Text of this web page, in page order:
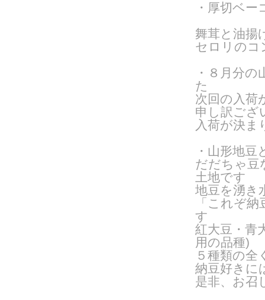
・厚切ベ
舞茸と油揚
セロリのコ
・８月分
た
次回の入荷
申し訳ござ
入荷が決
・山形地
だだちゃ豆
土地です
地豆を湧き
「これぞ
す
紅大豆・青
用の品種)
５種類の全
納豆好きに
是非、お召